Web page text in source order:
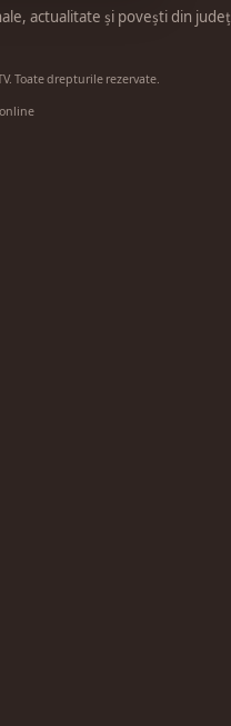
actualitate și povești din
Toate drepturile rezervate.